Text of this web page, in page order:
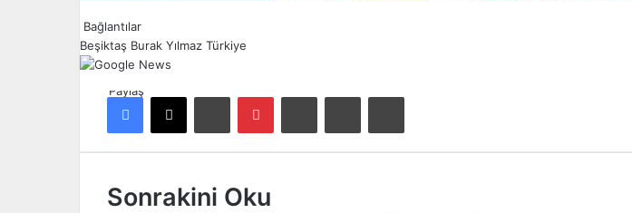
Bağlantılar
Beşiktaş Burak Yılmaz Türkiye
Paylaş
Sonrakini Oku